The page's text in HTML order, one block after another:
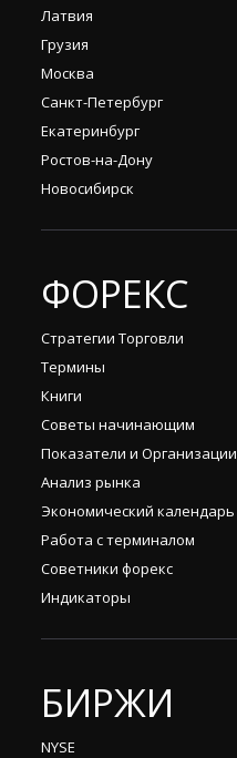
Латвия
Грузия
Москва
Санкт-Петербург
Екатеринбург
Ростов-на-Дону
Новосибирск
ФОРЕКС
Стратегии Торговли
Термины
Книги
Советы начинающим
Показатели и Организации
Анализ рынка
Экономический календарь
Работа с терминалом
Советники форекс
Индикаторы
БИРЖИ
NYSE